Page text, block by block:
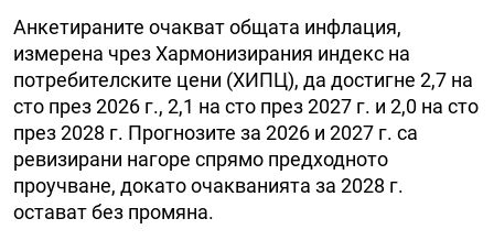
Анкетираните очакват общата инфлация,
измерена чрез Хармонизирания индекс на
потребителските цени (ХИПЦ), да достигне 2,7 на
сто през 2026 г., 2,1 на сто през 2027 г. и 2,0 на сто
през 2028 г. Прогнозите за 2026 и 2027 г. са
ревизирани нагоре спрямо предходното
проучване, докато очакванията за 2028 г.
остават без промяна.